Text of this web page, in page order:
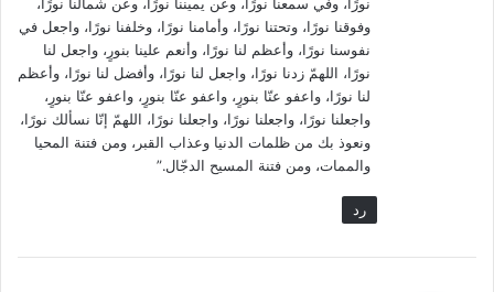
وفوقنا نورًا، وتحتنا نورًا، وأمامنا نورًا، وخلفنا نورًا، واجعل في
نفوسنا نورًا، وأعظم لنا نورًا، وأنعم علينا بنورٍ، واجعل لنا
نورًا، اللهمّ زدنا نورًا، واجعل لنا نورًا، وأفضل لنا نورًا، وأعظم
لنا نورًا، واعفو عنّا بنورٍ، واعفو عنّا بنورٍ، واعفو عنّا بنورٍ،
واجعلنا نورًا، واجعلنا نورًا، واجعلنا نورًا، اللهمّ إنّا نسألك نورًا،
ونعوذ بك من ظلمات الدنيا وعذاب القبر، ومن فتنة المحيا
والممات، ومن فتنة المسيح الدجّال.”
رد